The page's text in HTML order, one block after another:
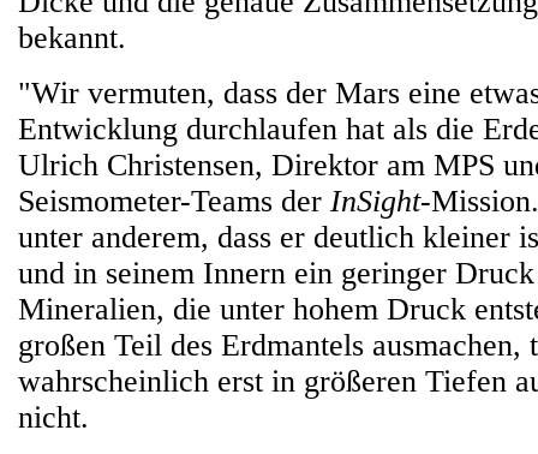
bekannt.
"Wir vermuten, dass der Mars eine
Entwicklung durchlaufen hat als die
Ulrich Christensen, Direktor am MPS
Seismometer-Teams der InSight-
unter anderem, dass er deutlich kleiner
und in seinem Innern ein geringer
Mineralien, die unter hohem Druck
großen Teil des Erdmantels ausmachen,
wahrscheinlich erst in größeren Tiefen
nicht.